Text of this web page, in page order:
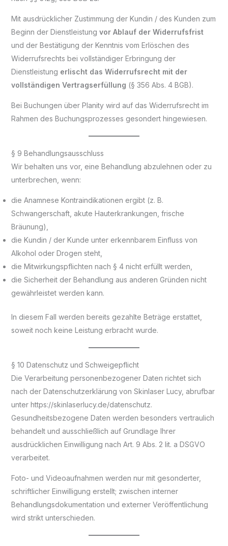
Mit ausdrücklicher Zustimmung der Kundin / des Kunden zum
Beginn der Dienstleistung vor Ablauf der Widerrufsfrist
und der Bestätigung der Kenntnis vom Erlöschen des
Widerrufsrechts bei vollständiger Erbringung der
Dienstleistung erlischt das Widerrufsrecht mit der
vollständigen Vertragserfüllung (§ 356 Abs. 4 BGB).
Bei Buchungen über Planity wird auf das Widerrufsrecht im
Rahmen des Buchungsprozesses gesondert hingewiesen.
§ 9 Behandlungsausschluss
Wir behalten uns vor, eine Behandlung abzulehnen oder zu
unterbrechen, wenn:
die Anamnese Kontraindikationen ergibt (z. B.
Schwangerschaft, akute Hauterkrankungen, frische
Bräunung),
die Kundin / der Kunde unter erkennbarem Einfluss von
Alkohol oder Drogen steht,
die Mitwirkungspflichten nach § 4 nicht erfüllt werden,
die Sicherheit der Behandlung aus anderen Gründen nicht
gewährleistet werden kann.
In diesem Fall werden bereits gezahlte Beträge erstattet,
soweit noch keine Leistung erbracht wurde.
§ 10 Datenschutz und Schweigepflicht
Die Verarbeitung personenbezogener Daten richtet sich
nach der Datenschutzerklärung von Skinlaser Lucy, abrufbar
unter https://skinlaserlucy.de/datenschutz.
Gesundheitsbezogene Daten werden besonders vertraulich
behandelt und ausschließlich auf Grundlage Ihrer
ausdrücklichen Einwilligung nach Art. 9 Abs. 2 lit. a DSGVO
verarbeitet.
Foto- und Videoaufnahmen werden nur mit gesonderter,
schriftlicher Einwilligung erstellt; zwischen interner
Behandlungsdokumentation und externer Veröffentlichung
wird strikt unterschieden.